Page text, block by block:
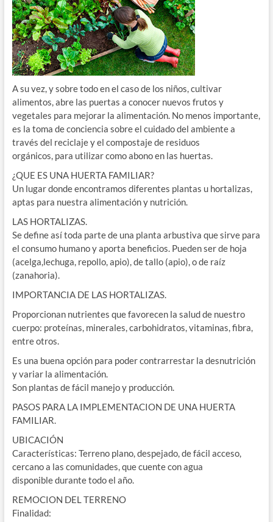
A su vez, y sobre todo en el caso de los niños, cultivar
alimentos, abre las puertas a conocer nuevos frutos y
vegetales para mejorar la alimentación. No menos importante,
es la toma de conciencia sobre el cuidado del ambiente a
través del reciclaje y el compostaje de residuos
orgánicos, para utilizar como abono en las huertas.
¿QUE ES UNA HUERTA FAMILIAR?
Un lugar donde encontramos diferentes plantas u hortalizas,
aptas para nuestra alimentación y nutrición.
LAS HORTALIZAS.
Se define así toda parte de una planta arbustiva que sirve para
el consumo humano y aporta beneficios. Pueden ser de hoja
(acelga,lechuga, repollo, apio), de tallo (apio), o de raíz
(zanahoria).
IMPORTANCIA DE LAS HORTALIZAS.
Proporcionan nutrientes que favorecen la salud de nuestro
cuerpo: proteínas, minerales, carbohidratos, vitaminas, fibra,
entre otros.
Es una buena opción para poder contrarrestar la desnutrición
y variar la alimentación.
Son plantas de fácil manejo y producción.
PASOS PARA LA IMPLEMENTACION DE UNA HUERTA
FAMILIAR.
UBICACIÓN
Características: Terreno plano, despejado, de fácil acceso,
cercano a las comunidades, que cuente con agua
disponible durante todo el año.
REMOCION DEL TERRENO
Finalidad: